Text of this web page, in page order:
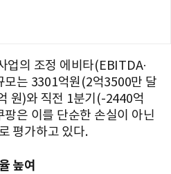
업의 조정 에비타(EBITDA·
모는 3301억원(2억3500만 달
원)와 직전 1분기(-2440억
은 이를 단순한 손실이 아닌
평가하고 있다.
높여